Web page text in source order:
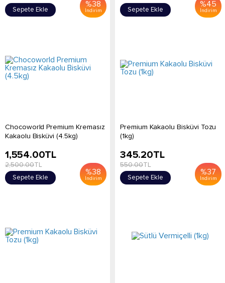
%38
İndirim
Sepete Ekle
%45
İndirim
Sepete Ekle
Chocoworld Premium Kremasız
Kakaolu Bisküvi (4.5kg)
%38
İndirim
1,554.00TL
2,500.00TL
Sepete Ekle
Premium Kakaolu Bisküvi Tozu
(1kg)
%37
İndirim
345.20TL
550.00TL
Sepete Ekle